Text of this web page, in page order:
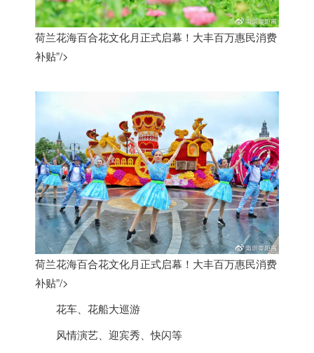
荷兰花海百合花文化月正式启幕！大丰百万惠民消费
补贴”/>
荷兰花海百合花文化月正式启幕！大丰百万惠民消费
补贴”/>
花车、花船大巡游
风情演艺、迎宾秀、快闪等